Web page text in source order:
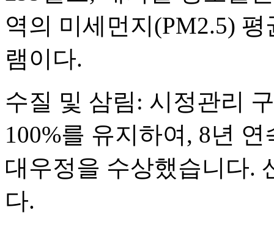
역의 미세먼지(PM2.5)
램이다.
수질 및 삼림: 시정관리
100%를 유지하여, 8년
대우정을 수상했습니다.
다.